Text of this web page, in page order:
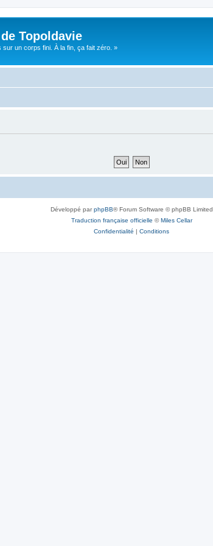
Topoldavie
un corps fini. À la fin, ça fait zéro. »
Développé parphpBB® Forum Software © phpBB Limited
Traduction française officielle ©Miles Cellar
Confidentialité | Conditions